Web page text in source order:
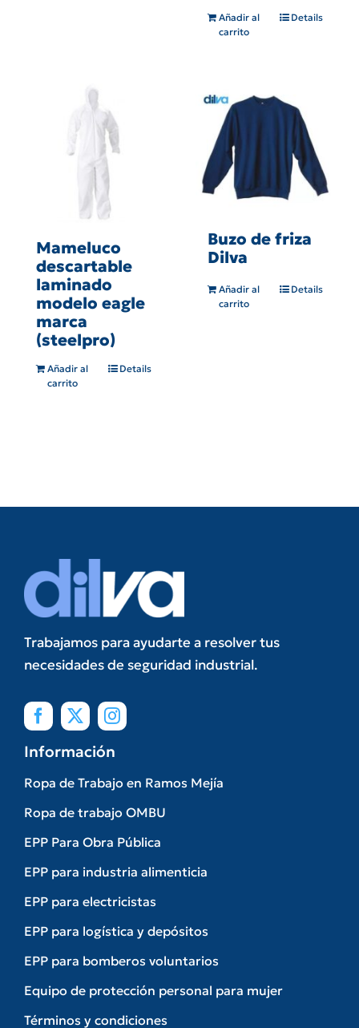
Añadir al
carrito
Details
Mameluco
descartable
laminado
modelo eagle
marca
(steelpro)
Añadir al
carrito
Details
Buzo de friza
Dilva
Añadir al
carrito
Details
Trabajamos para ayudarte a resolver tus
necesidades de seguridad industrial.
Información
Ropa de Trabajo en Ramos Mejía
Ropa de trabajo OMBU
EPP Para Obra Pública
EPP para industria alimenticia
EPP para electricistas
EPP para logística y depósitos
EPP para bomberos voluntarios
Equipo de protección personal para mujer
Términos y condiciones